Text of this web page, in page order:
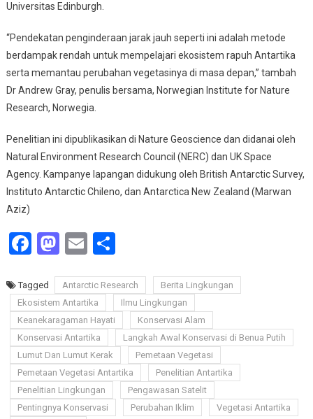
Universitas Edinburgh.
“Pendekatan penginderaan jarak jauh seperti ini adalah metode
berdampak rendah untuk mempelajari ekosistem rapuh Antartika
serta memantau perubahan vegetasinya di masa depan,” tambah
Dr Andrew Gray, penulis bersama, Norwegian Institute for Nature
Research, Norwegia.
Penelitian ini dipublikasikan di Nature Geoscience dan didanai oleh
Natural Environment Research Council (NERC) dan UK Space
Agency. Kampanye lapangan didukung oleh British Antarctic Survey,
Instituto Antarctic Chileno, dan Antarctica New Zealand (Marwan
Aziz)
Facebook
Mastodon
Email
Tagged Antarctic Research
Berita Lingkungan
Ekosistem Antartika
Ilmu Lingkungan
Keanekaragaman Hayati
Konservasi Alam
Konservasi Antartika
Langkah Awal Konservasi di Benua Putih
Lumut Dan Lumut Kerak
Pemetaan Vegetasi
Pemetaan Vegetasi Antartika
Penelitian Antartika
Penelitian Lingkungan
Pengawasan Satelit
Pentingnya Konservasi
Perubahan Iklim
Vegetasi Antartika